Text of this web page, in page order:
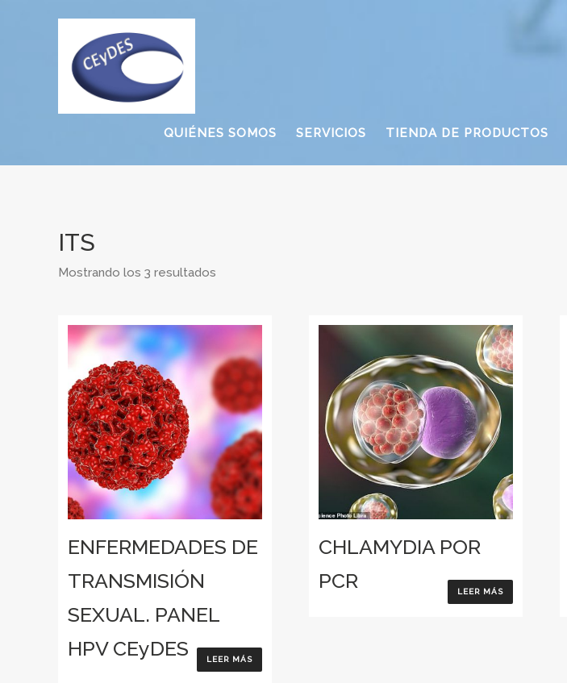
QUIÉNES SOMOS SERVICIOS TIENDA DE PRODUCTOS
ITS
Mostrando los 3 resultados
ENFERMEDADES DE
TRANSMISIÓN
SEXUAL. PANEL
HPV CEyDES
LEER MÁS
CHLAMYDIA POR
PCR
LEER MÁS